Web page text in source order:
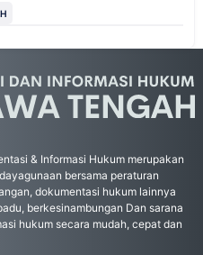
& Informasi Hukum merupakan
bersama peraturan
dokumentasi hukum lainnya
berkesinambungan Dan sarana
hukum secara mudah, cepat dan